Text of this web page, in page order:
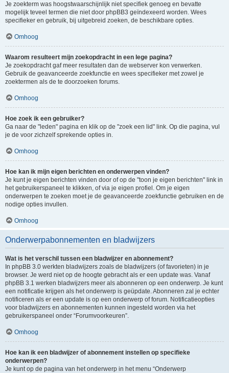
Je zoekterm was hoogstwaarschijnlijk niet specifiek genoeg en bevatte
mogelijk teveel termen die niet door phpBB3 geïndexeerd worden. Wees
specifieker en gebruik, bij uitgebreid zoeken, de beschikbare opties.
Omhoog
Waarom resulteert mijn zoekopdracht in een lege pagina?
Je zoekopdracht gaf meer resultaten dan de webserver kon verwerken.
Gebruik de geavanceerde zoekfunctie en wees specifieker met zowel je
zoektermen als de te doorzoeken forums.
Omhoog
Hoe zoek ik een gebruiker?
Ga naar de "leden" pagina en klik op de "zoek een lid" link. Op die pagina, vul
je de voor zichzelf sprekende opties in.
Omhoog
Hoe kan ik mijn eigen berichten en onderwerpen vinden?
Je kunt je eigen berichten vinden door of op de "toon je eigen berichten" link in
het gebruikerspaneel te klikken, of via je eigen profiel. Om je eigen
onderwerpen te zoeken moet je de geavanceerde zoekfunctie gebruiken en de
nodige opties invullen.
Omhoog
Onderwerpabonnementen en bladwijzers
Wat is het verschil tussen een bladwijzer en abonnement?
In phpBB 3.0 werkten bladwijzers zoals de bladwijzers (of favorieten) in je
browser. Je werd niet op de hoogte gebracht als er een update was. Vanaf
phpBB 3.1 werken bladwijzers meer als abonneren op een onderwerp. Je kunt
een notificatie krijgen als het onderwerp is geüpdate. Abonneren zal je echter
notificeren als er een update is op een onderwerp of forum. Notificatieopties
voor bladwijzers en abonnementen kunnen ingesteld worden via het
gebruikerspaneel onder “Forumvoorkeuren”.
Omhoog
Hoe kan ik een bladwijzer of abonnement instellen op specifieke
onderwerpen?
Je kunt op de pagina van het onderwerp in het menu “Onderwerp